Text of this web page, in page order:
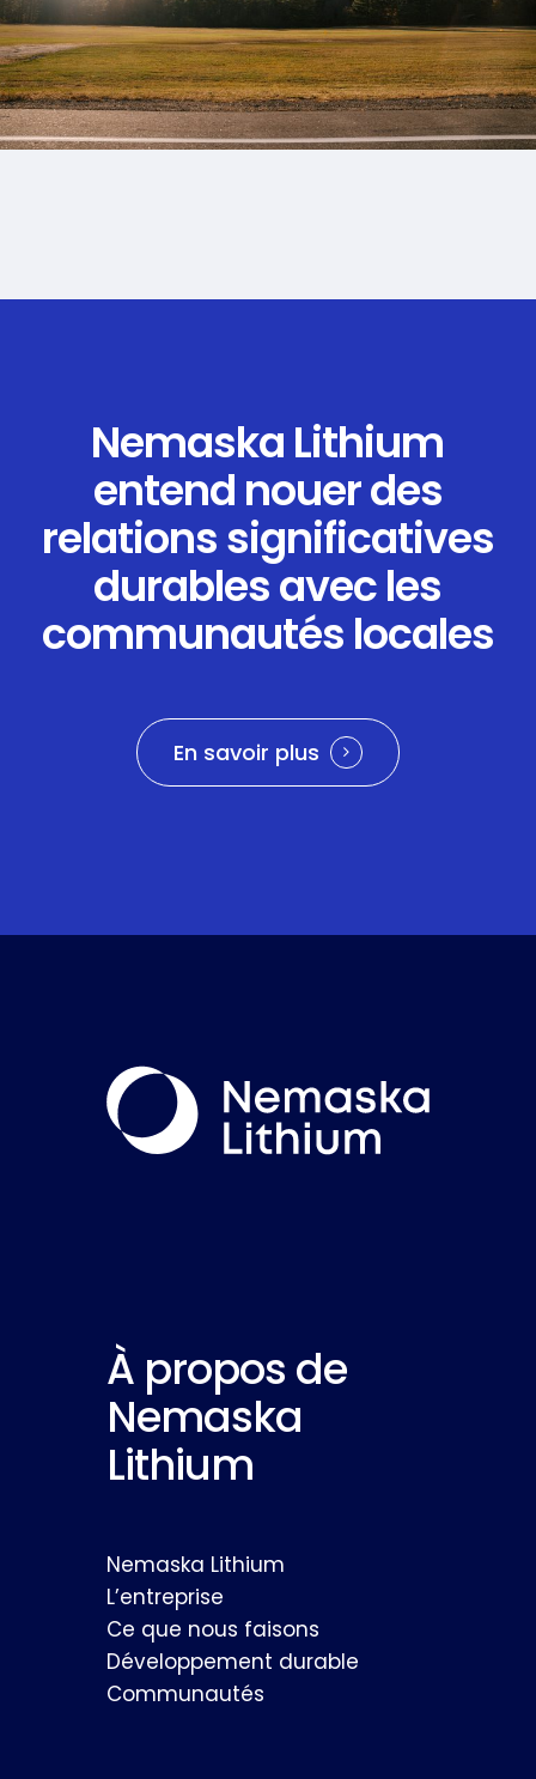
Nemaska Lithium
entend nouer des
relations significatives
durables avec les
communautés locales
En savoir plus
À propos de
Nemaska
Lithium
Nemaska Lithium
L’entreprise
Ce que nous faisons
Développement durable
Communautés